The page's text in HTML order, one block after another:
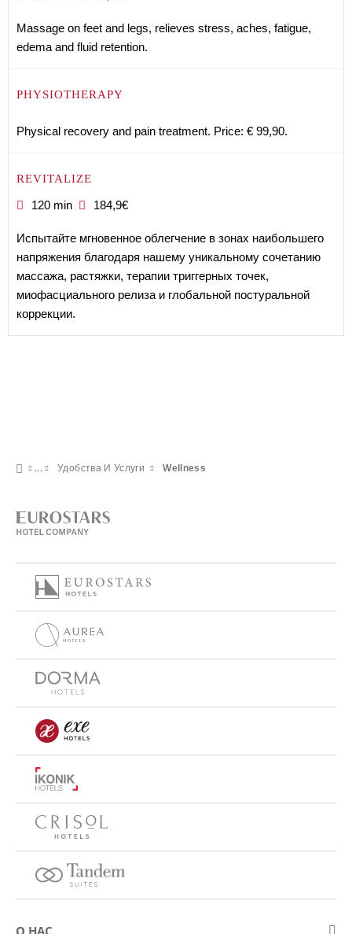
Massage on feet and legs, relieves stress, aches, fatigue,
edema and fluid retention.
PHYSIOTHERAPY
Physical recovery and pain treatment. Price: € 99,90.
REVITALIZE
120 min 184,9€
Испытайте мгновенное облегчение в зонах наибольшего
напряжения благодаря нашему уникальному сочетанию
массажа, растяжки, терапии триггерных точек,
миофасциального релиза и глобальной постуральной
коррекции.
Удобства И Услуги Wellness
О НАС